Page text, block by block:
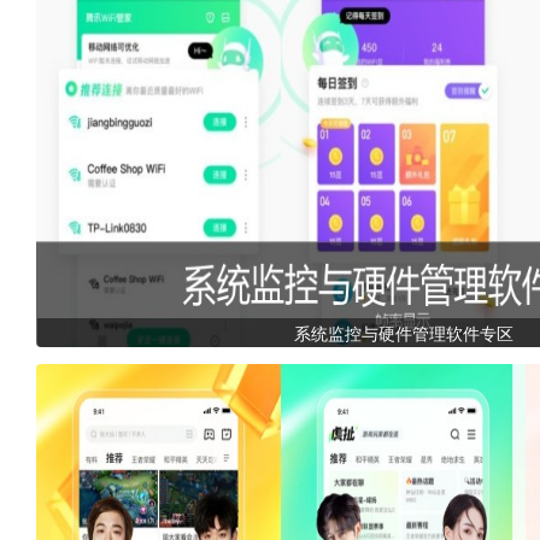
系统监控与硬件管理软件专区